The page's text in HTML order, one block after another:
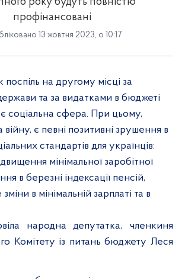
профінансовані
13 жовтня 2023, о 10:17
на другому місці за
та за видатками в бюджеті
соціальна сфера. При цьому,
є певні позитивні зрушення в
стандартів для українців:
мінімальної заробітної
в березні індексації пенсій,
в мінімальній зарплаті та в
народна депутатка, членкиня
Комітету із питань бюджету Леся